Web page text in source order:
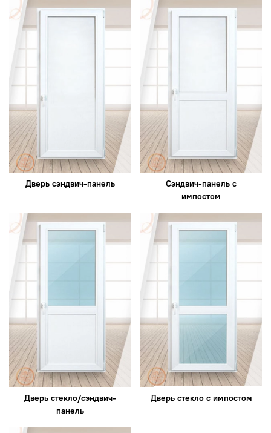
Дверь сэндвич-панель
Сэндвич-панель с
импостом
Дверь стекло/сэндвич-
панель
Дверь стекло с импостом